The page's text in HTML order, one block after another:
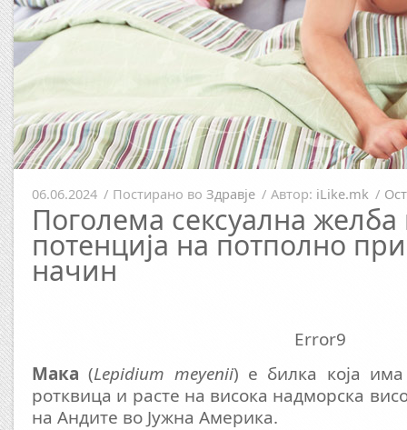
06.06.2024 / Постирано во Здравје / Автор: iLike.mk /
Поголема сексуална
потенција на потполно
начин
Error9
Мака (Lepidium meyenii) е билка која
ротквица и расте на висока надморска
на Андите во Јужна Америка.